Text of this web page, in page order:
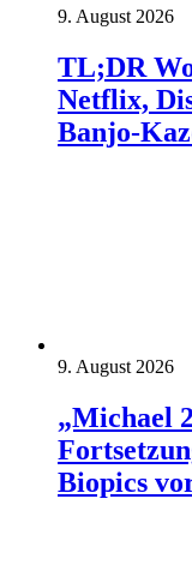
9. August 2026
TL;DR
Netflix,
Banjo-
9. August 2026
„Michael
Biopics